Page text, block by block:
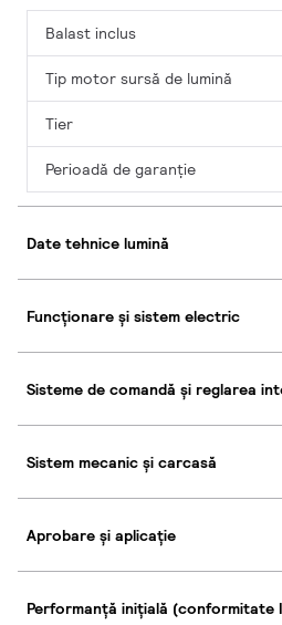
Balast inclus
Tip motor sursă de lumină
Tier
Perioadă de garanţie
Date tehnice lumină
Funcționare și sistem electric
Sisteme de comandă și reglarea
Sistem mecanic și carcasă
Aprobare și aplicație
Performanță inițială (conformitate